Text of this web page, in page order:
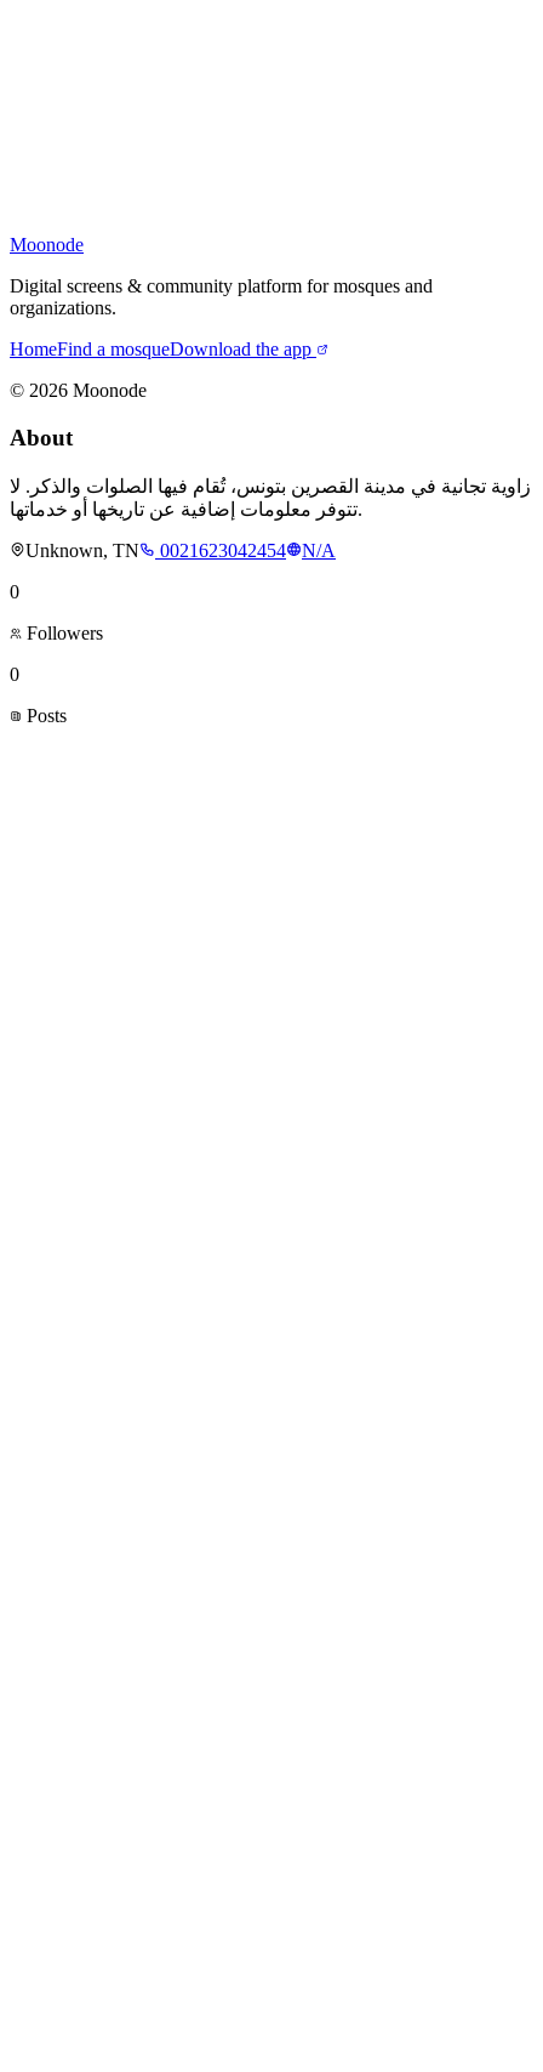
Moonode
Digital screens & community platform for mosques and
organizations.
HomeFind a mosqueDownload the app
© 2026 Moonode
About
زاوية تجانية في مدينة القصرين بتونس، تُقام فيها الصلوات والذكر. لا
تتوفر معلومات إضافية عن تاريخها أو خدماتها.
Unknown, TN
0021623042454
N/A
0
Followers
0
Posts